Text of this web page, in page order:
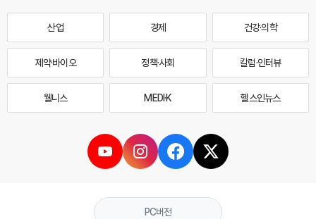
산업 경제 건강·의학
제약·바이오 정책·사회 칼럼·인터뷰
웰니스 MEDI·K 헬스인뉴스
PC버전